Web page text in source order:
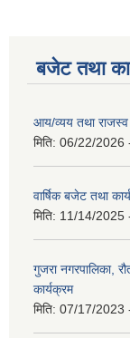
बजेट तथा
आय/व्यय तथा राजस्व
मिति: 06/22/2026
वार्षिक बजेट तथा
मिति: 11/14/2025
गुजरा नगरपालिका,
कार्यक्रम
मिति: 07/17/2023